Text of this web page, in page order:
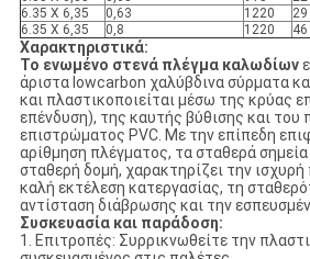
6.35 X 6,35
0,63 1220
29
6.35 X 6,35
0,8 1220 46
Χαρακτηριστικά:
Το ενωμένο στενά πλέγμα καλωδίων
άριστα lowcarbon χαλύβδινα σύρματα
και πλαστικοποιείται μέσω της κρύας
επένδυση), της καυτής βύθισης και του
επιστρώματος PVC. Με την επίπεδη
αρίθμηση πλέγματος, τα σταθερά
σταθερή δομή, χαρακτηρίζει την
καλή εκτέλεση κατεργασίας, τη
αντίσταση διάβρωσης και την
Συσκευασία και παράδοση:
1. Επιτροπές: Συρρικνωθείτε την